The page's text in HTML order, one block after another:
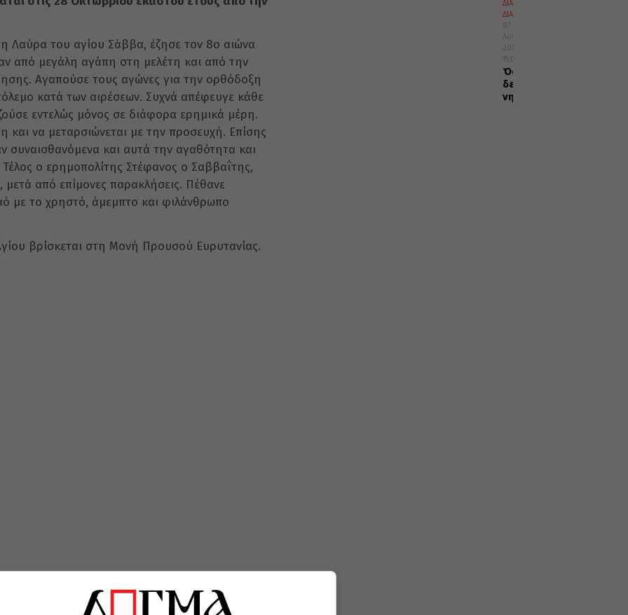
Λαύρα του αγίου Σάββα, έζησε τον 8ο αιώνα
από μεγάλη αγάπη στη μελέτη και από την
Αγαπούσε τους αγώνες για την ορθόδοξη
κατά των αιρέσεων. Συχνά απέφευγε κάθε
εντελώς μόνος σε διάφορα ερημικά μέρη.
να μεταρσιώνεται με την προσευχή. Επίσης
συναισθανόμενα και αυτά την αγαθότητα και
ο ερημοπολίτης Στέφανος ο Σαββαΐτης,
από επίμονες παρακλήσεις. Πέθανε
με το χρηστό, άμεμπτο και φιλάνθρωπο
βρίσκεται στη Μονή Προυσού Ευρυτανίας.
ΔΙΑΛΟΓΟΣ
ΔΙΑΦΟΡΑ
07
Αυγούστου
2026
15:02
Όσοι
δε
νηστεύουν